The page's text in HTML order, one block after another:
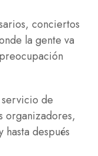
conciertos
la gente va
de
organizadores,
después